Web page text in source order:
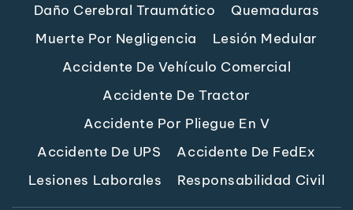
Daño Cerebral Traumático
Quemaduras
Muerte Por Negligencia
Lesión Medular
Accidente De Vehículo Comercial
Accidente De Tractor
Accidente Por Pliegue En V
Accidente De UPS
Accidente De FedEx
Lesiones Laborales
Responsabilidad Civil